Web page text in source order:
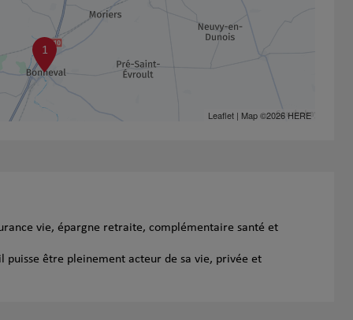
1
Leaflet| Map ©2026HERE
vie, épargne retraite, complémentaire santé et
être pleinement acteur de sa vie, privée et